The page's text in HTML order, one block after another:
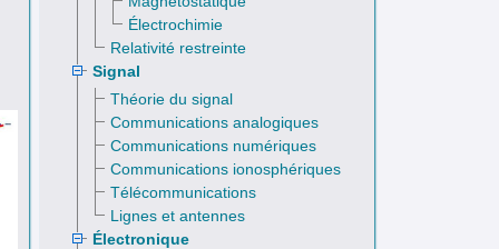
Électrochimie
Relativité restreinte
Signal
Théorie du signal
Communications analogiques
Communications numériques
Communications ionosphériques
Télécommunications
Lignes et antennes
Électronique